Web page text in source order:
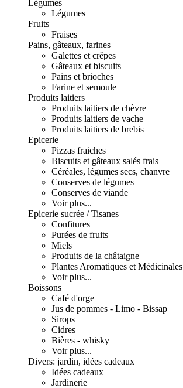
Légumes
Légumes
Fruits
Fraises
Pains, gâteaux, farines
Galettes et crêpes
Gâteaux et biscuits
Pains et brioches
Farine et semoule
Produits laitiers
Produits laitiers de chèvre
Produits laitiers de vache
Produits laitiers de brebis
Epicerie
Pizzas fraiches
Biscuits et gâteaux salés frais
Céréales, légumes secs, chanvre
Conserves de légumes
Conserves de viande
Voir plus...
Epicerie sucrée / Tisanes
Confitures
Purées de fruits
Miels
Produits de la châtaigne
Plantes Aromatiques et Médicinales
Voir plus...
Boissons
Café d'orge
Jus de pommes - Limo - Bissap
Sirops
Cidres
Bières - whisky
Voir plus...
Divers: jardin, idées cadeaux
Idées cadeaux
Jardinerie